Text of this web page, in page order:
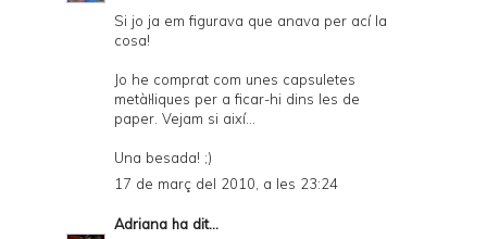
Si jo ja em figurava que anava per ací la
cosa!
Jo he comprat com unes capsuletes
metàŀliques per a ficar-hi dins les de
paper. Vejam si així...
Una besada! ;)
17 de març del 2010, a les 23:24
Adriana ha dit...